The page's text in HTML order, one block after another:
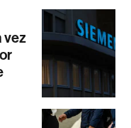
vez